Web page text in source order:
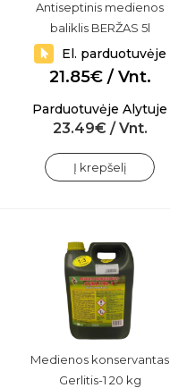
Antiseptinis medienos
baliklis BERŽAS 5l
El. parduotuvėje
21.85€ / Vnt.
Parduotuvėje Alytuje
23.49€ / Vnt.
Į krepšelį
Medienos konservantas
Gerlitis-1 20 kg